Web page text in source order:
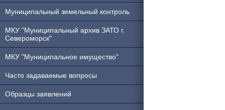
Муниципальный земельный контроль
МКУ "Муниципальный архив ЗАТО г.
Североморск"
МКУ "Муниципальное имущество"
Часто задаваемые вопросы
Образцы заявлений